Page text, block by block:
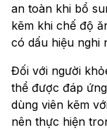
an toàn khi bổ
kẽm khi chế độ
có dấu hiệu nghi
Đối với người
thể được đáp
dùng viên kẽm
nên thực hiện